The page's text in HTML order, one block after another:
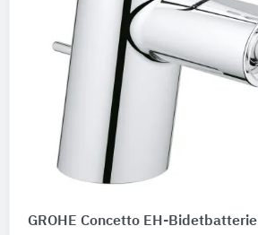
GROHE Concetto EH-Bidetbatterie